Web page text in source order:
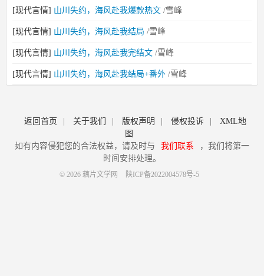
[现代言情] 山川失约，海风赴我爆款热文 /雪峰
[现代言情] 山川失约，海风赴我结局 /雪峰
[现代言情] 山川失约，海风赴我完结文 /雪峰
[现代言情] 山川失约，海风赴我结局+番外 /雪峰
返回首页 关于我们 版权声明 侵权投诉
XML地
图
如有内容侵犯您的合法权益，请及时与
我们联系
，我们将第一
时间安排处理。
© 2026 藕片文学网 陕ICP备2022004578号-5